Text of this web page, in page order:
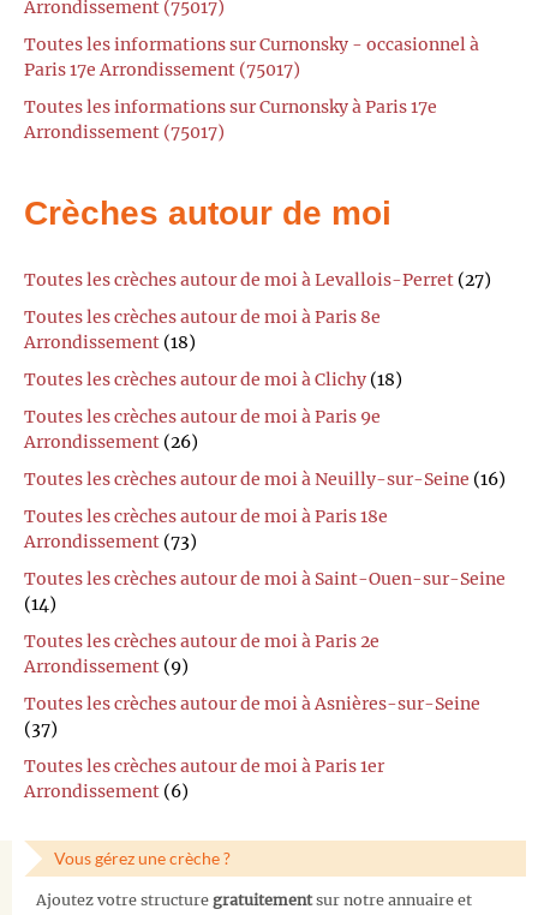
Arrondissement (75017)
Toutes les informations sur Curnonsky - occasionnel à
Paris 17e Arrondissement (75017)
Toutes les informations sur Curnonsky à Paris 17e
Arrondissement (75017)
Crèches autour de moi
Toutes les crèches autour de moi à Levallois-Perret (27)
Toutes les crèches autour de moi à Paris 8e
Arrondissement (18)
Toutes les crèches autour de moi à Clichy (18)
Toutes les crèches autour de moi à Paris 9e
Arrondissement (26)
Toutes les crèches autour de moi à Neuilly-sur-Seine (16)
Toutes les crèches autour de moi à Paris 18e
Arrondissement (73)
Toutes les crèches autour de moi à Saint-Ouen-sur-Seine
(14)
Toutes les crèches autour de moi à Paris 2e
Arrondissement (9)
Toutes les crèches autour de moi à Asnières-sur-Seine
(37)
Toutes les crèches autour de moi à Paris 1er
Arrondissement (6)
Vous gérez une crèche ?
Ajoutez votre structure gratuitementsur notre annuaire et